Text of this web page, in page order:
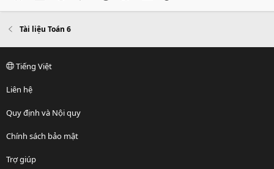
Tài liệu Toán 6
Tiếng Việt
Liên hệ
Quy định và Nội quy
Chính sách bảo mật
Trợ giúp